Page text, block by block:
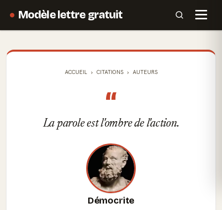
Modèle lettre gratuit
ACCUEIL CITATIONS AUTEURS
“
La parole est l'ombre de l'action.
Démocrite